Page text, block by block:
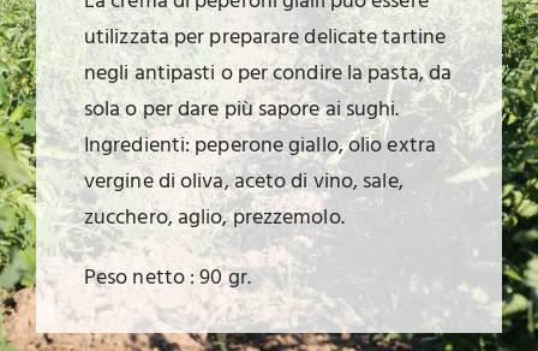
utilizzata per preparare delicate tartine
negli antipasti o per condire la pasta, da
sola o per dare più sapore ai sughi.
Ingredienti: peperone giallo, olio extra
vergine di oliva, aceto di vino, sale,
zucchero, aglio, prezzemolo.
Peso netto : 90 gr.